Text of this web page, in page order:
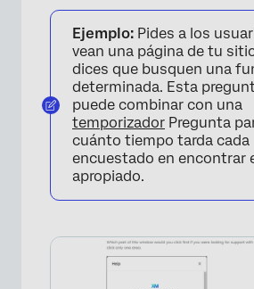
Ejemplo: Pides a los
vean una página de tu
dices que busquen una
determinada. Esta
puede combinar con una
temporizador Pregunta
cuánto tiempo tarda cada
encuestado en encontrar
apropiado.